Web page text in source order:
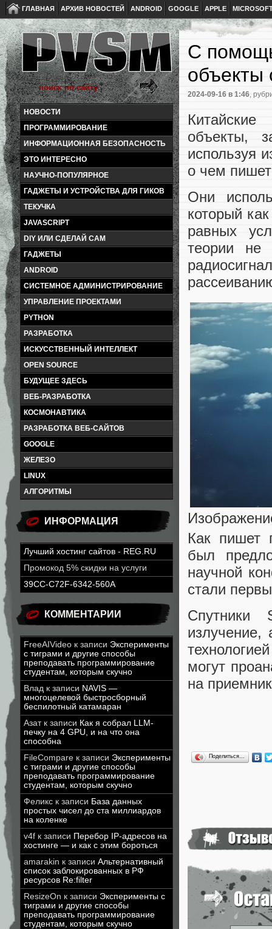
ГЛАВНАЯ АРХИВ НОВОСТЕЙ ANDROID GOOGLE APPLE
НОВОСТИ
ПРОГРАММИРОВАНИЕ
ИНФОРМАЦИОННАЯ БЕЗОПАСНОСТЬ
ЭТО ИНТЕРЕСНО
НАУЧНО-ПОПУЛЯРНОЕ
ГАДЖЕТЫ И УСТРОЙСТВА ДЛЯ ГИКОВ
ТЕКУЧКА
JAVASCRIPT
DIY ИЛИ СДЕЛАЙ САМ
ГАДЖЕТЫ
ANDROID
СИСТЕМНОЕ АДМИНИСТРИРОВАНИЕ
УПРАВЛЕНИЕ ПРОЕКТАМИ
PYTHON
РАЗРАБОТКА
ИСКУССТВЕННЫЙ ИНТЕЛЛЕКТ
OPEN SOURCE
БУДУЩЕЕ ЗДЕСЬ
ВЕБ-РАЗРАБОТКА
КОСМОНАВТИКА
РАЗРАБОТКА ВЕБ-САЙТОВ
GOOGLE
ЖЕЛЕЗО
LINUX
АЛГОРИТМЫ
ИНФОРМАЦИЯ
Лучший хостинг сайтов - REG.RU
Промокод 5% скидки на услуги
39CC-C72F-6342-560A
КОММЕНТАРИИ
FreeAIVideo к записи Эксперименты
с тиграми и другие способы
преподавать программирование
студентам, которым скучно
Влад к записи NAVIS —
многоцелевой быстросборный
беспилотный катамаран
Азатк записи Как я собрал LLM-
печку на 4 GPU, и на что она
способна
FileCompare к записи Эксперименты
с тиграми и другие способы
преподавать программирование
студентам, которым скучно
Феликс к записи База данных
простых чисел до ста миллиардов
на коленке
v4f к записи Перебор IP-адресов на
хостинге — и как с этим бороться
amarakin к записи Альтернативный
список заблокированных в РФ
ресурсов Re:filter
ResizeOn к записи Эксперименты с
тиграми и другие способы
преподавать программирование
студентам, которым скучно
С
объекты
2024-09-16 в 1:46,
объекты,
используя
о чем
Они
который
равных
теории не
Как пишет
был
научной
стали
Спутники
могут
на
Поделиться…